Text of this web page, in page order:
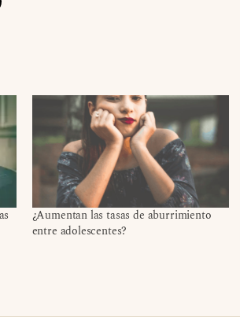
¿Aumentan las tasas de aburrimiento
entre adolescentes?